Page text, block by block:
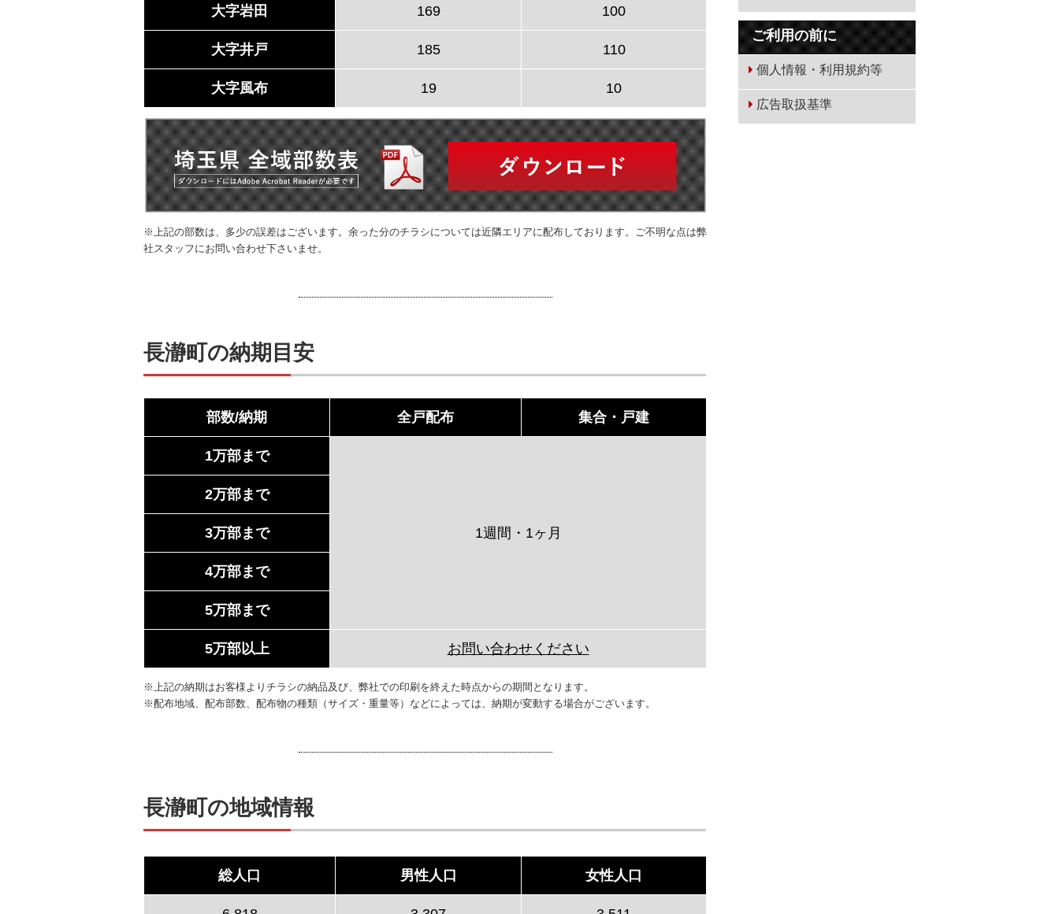
大字岩田 169 100
大字井戸 185 110
大字風布 19 10
※上記の部数は、多少の誤差はございます。余った分のチラシについては近隣エリアに配布しております。ご不明な点は弊
社スタッフにお問い合わせ下さいませ。
長瀞町の納期目安
部数/納期 全戸配布 集合・戸建
1万部まで
1週間・1ヶ月
2万部まで
3万部まで
4万部まで
5万部まで
5万部以上 お問い合わせください
※上記の納期はお客様よりチラシの納品及び、弊社での印刷を終えた時点からの期間となります。
※配布地域、配布部数、配布物の種類（サイズ・重量等）などによっては、納期が変動する場合がございます。
長瀞町の地域情報
総人口 男性人口 女性人口
ご利用の前に
個人情報・利用規約等
広告取扱基準